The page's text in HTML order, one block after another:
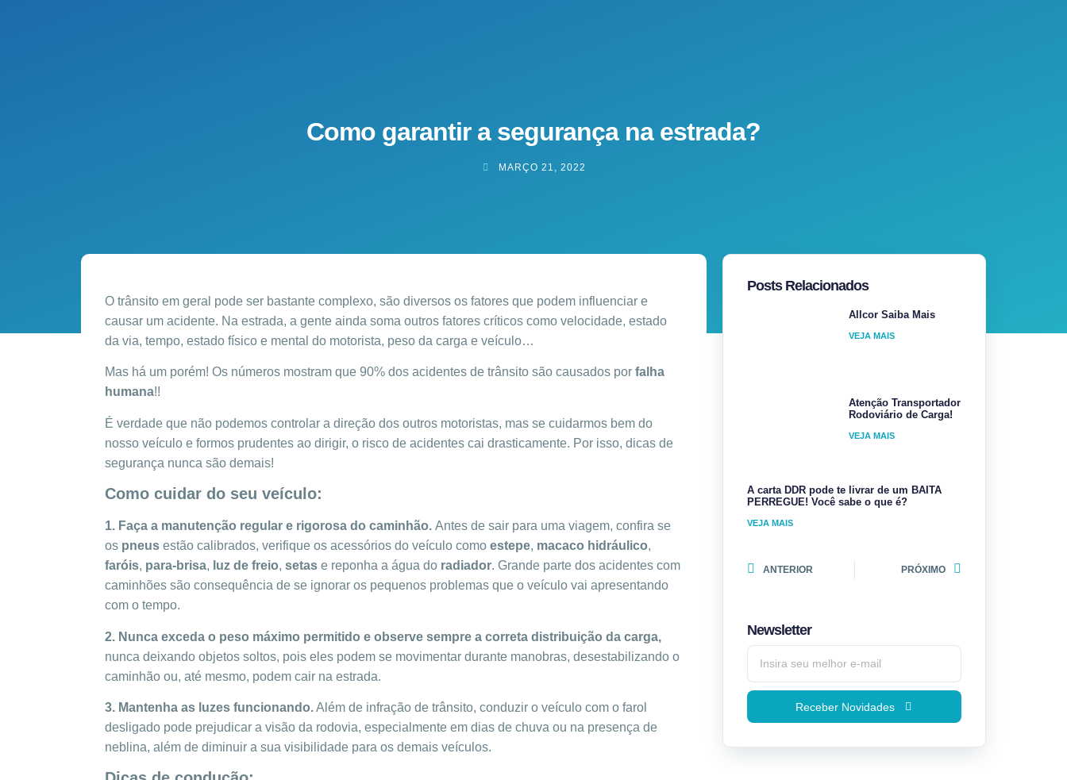
Como garantir a segurança na estrada?
MARÇO 21, 2022
O trânsito em geral pode ser bastante complexo, são diversos os fatores que podem influenciar e
causar um acidente. Na estrada, a gente ainda soma outros fatores críticos como velocidade, estado
da via, tempo, estado físico e mental do motorista, peso da carga e veículo…
Mas há um porém! Os números mostram que 90% dos acidentes de trânsito são causados por falha
humana!!
É verdade que não podemos controlar a direção dos outros motoristas, mas se cuidarmos bem do
nosso veículo e formos prudentes ao dirigir, o risco de acidentes cai drasticamente. Por isso, dicas de
segurança nunca são demais!
Como cuidar do seu veículo:
1. Faça a manutenção regular e rigorosa do caminhão. Antes de sair para uma viagem, confira se
os pneus estão calibrados, verifique os acessórios do veículo como estepe, macaco hidráulico,
faróis, para-brisa, luz de freio, setas e reponha a água do radiador. Grande parte dos acidentes com
caminhões são consequência de se ignorar os pequenos problemas que o veículo vai apresentando
com o tempo.
2. Nunca exceda o peso máximo permitido e observe sempre a correta distribuição da carga,
nunca deixando objetos soltos, pois eles podem se movimentar durante manobras, desestabilizando o
caminhão ou, até mesmo, podem cair na estrada.
3. Mantenha as luzes funcionando.Além de infração de trânsito, conduzir o veículo com o farol
desligado pode prejudicar a visão da rodovia, especialmente em dias de chuva ou na presença de
neblina, além de diminuir a sua visibilidade para os demais veículos.
Posts Relacionados
Allcor Saiba Mais
VEJA MAIS
Atenção Transportador
Rodoviário de Carga!
VEJA MAIS
A carta DDR pode te livrar de um BAITA
PERREGUE! Você sabe o que é?
VEJA MAIS
ANTERIOR PRÓXIMO
Newsletter
Receber Novidades